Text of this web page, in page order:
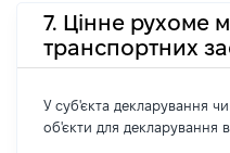
7. Цінне рухоме
транспортних
У суб'єкта декларування чи
об'єкти для декларування